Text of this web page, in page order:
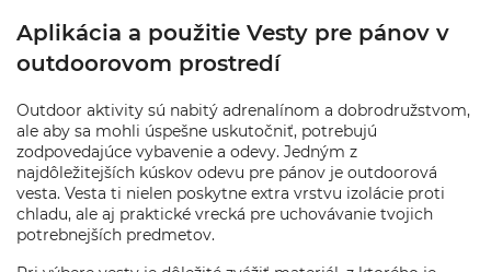
Aplikácia a použitie Vesty pre pánov v
outdoorovom prostredí
Outdoor aktivity sú nabitý adrenalínom a dobrodružstvom,
ale aby sa mohli úspešne uskutočniť, potrebujú
zodpovedajúce vybavenie a odevy. Jedným z
najdôležitejších kúskov odevu pre pánov je outdoorová
vesta. Vesta ti nielen poskytne extra vrstvu izolácie proti
chladu, ale aj praktické vrecká pre uchovávanie tvojich
potrebnejších predmetov.